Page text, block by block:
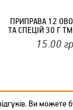
УП) ОФФ 82
ПРИПРАВА 12
ТА СПЕЦІЙ 30 Г
15.00
Ви можете